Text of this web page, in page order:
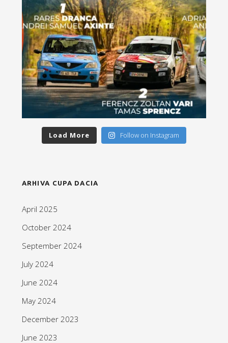
Load More Follow on Instagram
ARHIVA CUPA DACIA
April 2025
October 2024
September 2024
July 2024
June 2024
May 2024
December 2023
June 2023